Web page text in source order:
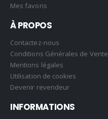
Mes favoris
À PROPOS
Contactez-nous
Conditions Générales de Vente
Mentions légales
Utilisation de cookies
Devenir revendeur
INFORMATIONS